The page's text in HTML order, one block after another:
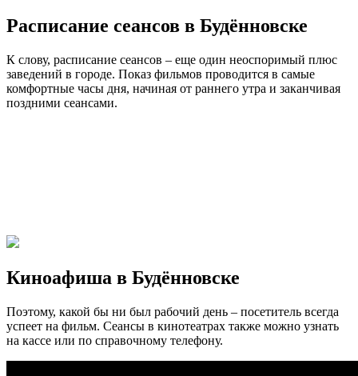
Расписание сеансов в Будённовске
К слову, расписание сеансов – еще один неоспоримый плюс
заведений в городе. Показ фильмов проводится в самые
комфортные часы дня, начиная от раннего утра и заканчивая
поздними сеансами.
Киноафиша в Будённовске
Поэтому, какой бы ни был рабочий день – посетитель всегда
успеет на фильм. Сеансы в кинотеатрах также можно узнать
на кассе или по справочному телефону.